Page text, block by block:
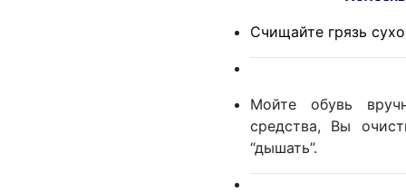
Счищайте грязь
Мойте обувь
средства, Вы
“дышать”.